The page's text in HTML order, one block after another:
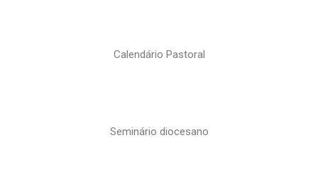
Calendário Pastoral
Seminário diocesano